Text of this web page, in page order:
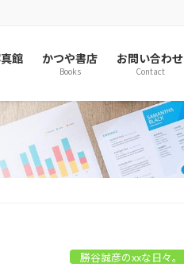
館 かつや書店
Books
お問い合わせ
Contact
勝谷誠彦のxxな日々。